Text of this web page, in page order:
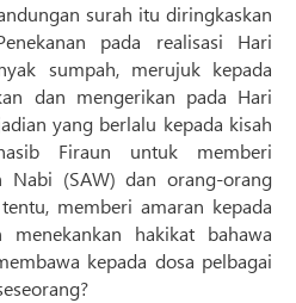
surah itu diringkaskan
pada realisasi Hari
sumpah, merujuk kepada
dan mengerikan pada Hari
yang berlalu kepada kisah
Firaun untuk memberi
Nabi (SAW) dan orang-orang
memberi amaran kepada
hakikat bahawa
kepada dosa pelbagai